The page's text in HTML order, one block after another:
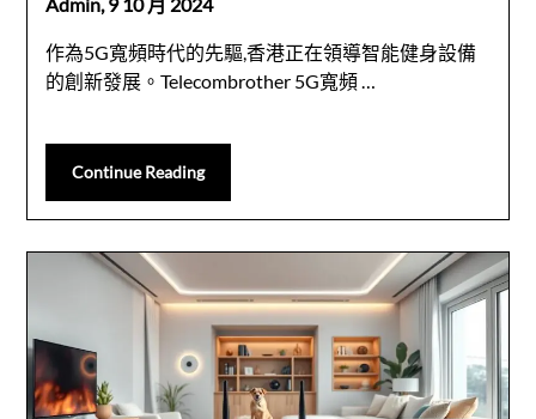
Admin,9 10 月 2024
作為5G寬頻時代的先驅,香港正在領導智能健身設備
的創新發展。Telecombrother 5G寬頻 …
Continue Reading